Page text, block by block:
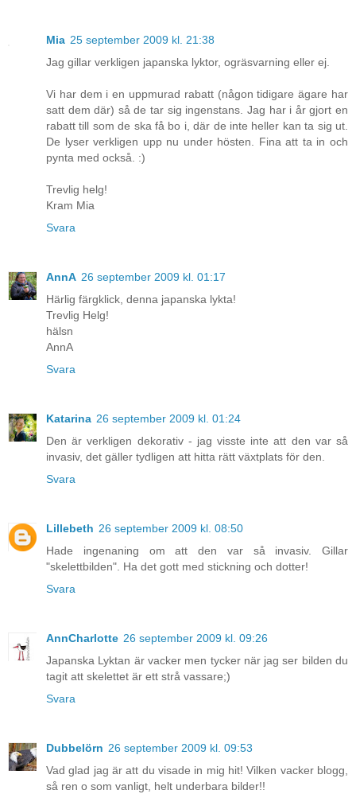
Mia 25 september 2009 kl. 21:38
Jag gillar verkligen japanska lyktor, ogräsvarning eller ej.
Vi har dem i en uppmurad rabatt (någon tidigare ägare har
satt dem där) så de tar sig ingenstans. Jag har i år gjort en
rabatt till som de ska få bo i, där de inte heller kan ta sig ut.
De lyser verkligen upp nu under hösten. Fina att ta in och
pynta med också. :)
Trevlig helg!
Kram Mia
Svara
AnnA 26 september 2009 kl. 01:17
Härlig färgklick, denna japanska lykta!
Trevlig Helg!
hälsn
AnnA
Svara
Katarina 26 september 2009 kl. 01:24
Den är verkligen dekorativ - jag visste inte att den var så
invasiv, det gäller tydligen att hitta rätt växtplats för den.
Svara
Lillebeth 26 september 2009 kl. 08:50
Hade ingenaning om att den var så invasiv. Gillar
"skelettbilden". Ha det gott med stickning och dotter!
Svara
AnnCharlotte 26 september 2009 kl. 09:26
Japanska Lyktan är vacker men tycker när jag ser bilden du
tagit att skelettet är ett strå vassare;)
Svara
Dubbelörn 26 september 2009 kl. 09:53
Vad glad jag är att du visade in mig hit! Vilken vacker blogg,
så ren o som vanligt, helt underbara bilder!!